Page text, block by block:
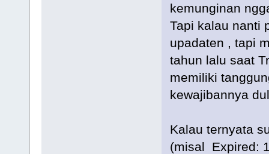
kemunginan
Tapi kalau nanti
upadaten , tapi
tahun lalu saat
memiliki
kewajibannya
Kalau ternyata
(misal Expired: